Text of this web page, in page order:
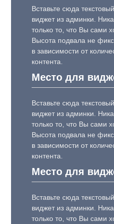
Вставьте сюда
виджет из админки.
только то, что Вы сами
Высота подвала не
в зависимости от
контента.
Место для
Вставьте сюда
виджет из админки.
только то, что Вы сами
Высота подвала не
в зависимости от
контента.
Место для
Вставьте сюда
виджет из админки.
только то, что Вы сами